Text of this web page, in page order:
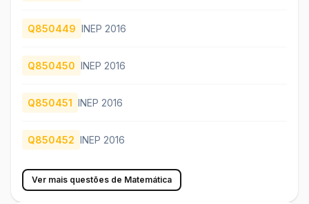
Q850449 INEP 2016
Q850450 INEP 2016
Q850451 INEP 2016
Q850452 INEP 2016
Ver mais questões de Matemática